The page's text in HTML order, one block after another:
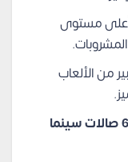
مستوى
من الألعاب
6 صالات سينما